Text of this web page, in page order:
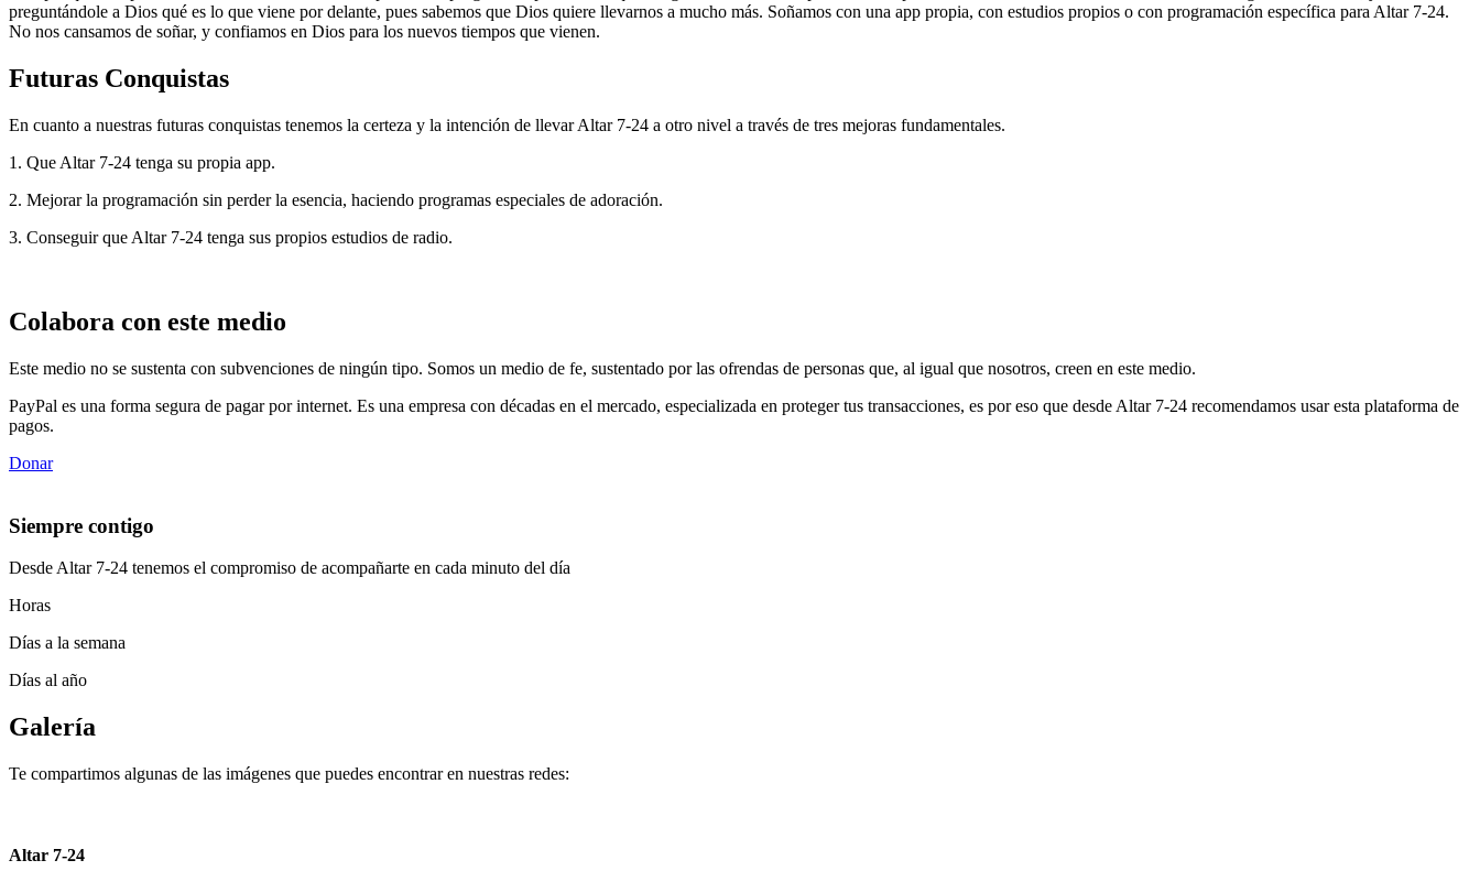
preguntándole a Dios qué es lo que viene por delante, pues sabemos que Dios quiere llevarnos a mucho más. Soñamos con una app propia, con estudios propios o con programación específica para Altar 7-24.
No nos cansamos de soñar, y confiamos en Dios para los nuevos tiempos que vienen.
Futuras Conquistas
En cuanto a nuestras futuras conquistas tenemos la certeza y la intención de llevar Altar 7-24 a otro nivel a través de tres mejoras fundamentales.
1. Que Altar 7-24 tenga su propia app.
2. Mejorar la programación sin perder la esencia, haciendo programas especiales de adoración.
3. Conseguir que Altar 7-24 tenga sus propios estudios de radio.
Colabora con este medio
Este medio no se sustenta con subvenciones de ningún tipo. Somos un medio de fe, sustentado por las ofrendas de personas que, al igual que nosotros, creen en este medio.
PayPal es una forma segura de pagar por internet. Es una empresa con décadas en el mercado, especializada en proteger tus transacciones, es por eso que desde Altar 7-24 recomendamos usar esta plataforma de
pagos.
Donar
Siempre contigo
Desde Altar 7-24 tenemos el compromiso de acompañarte en cada minuto del día
Horas
Días a la semana
Días al año
Galería
Te compartimos algunas de las imágenes que puedes encontrar en nuestras redes:
Altar 7-24